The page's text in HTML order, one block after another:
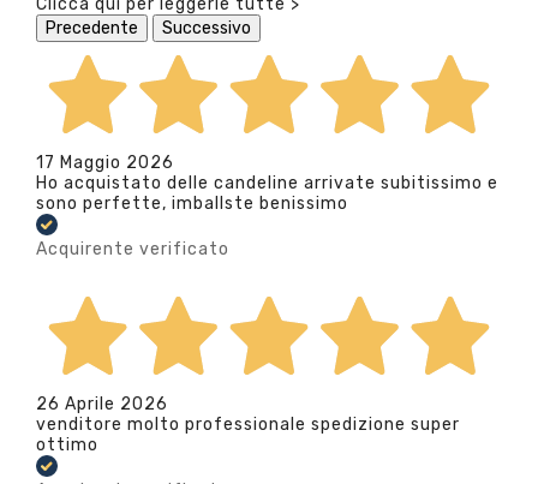
Clicca qui per leggerle tutte >
Precedente
Successivo
17 Maggio 2026
Ho acquistato delle candeline arrivate subitissimo e
sono perfette, imballste benissimo
Acquirente verificato
26 Aprile 2026
venditore molto professionale spedizione super
ottimo